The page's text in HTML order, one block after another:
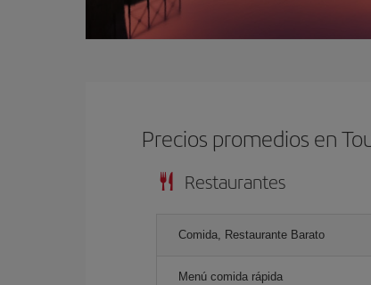
Precios promedios en
Restaurantes
Comida, Restaurante Barato
Menú comida rápida